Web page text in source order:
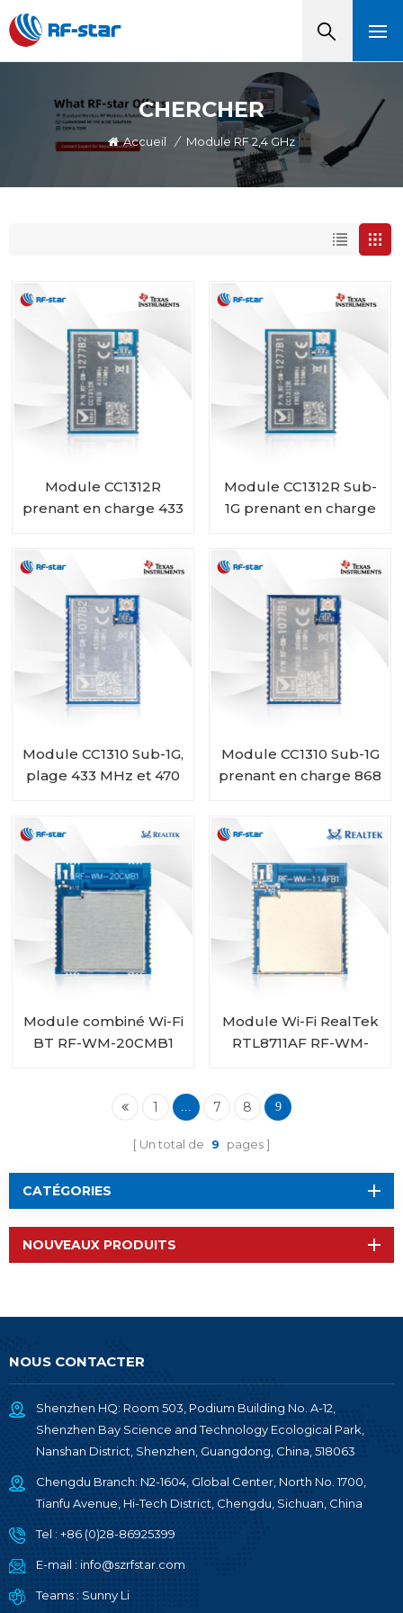
CHERCHER
Accueil / Module RF 2,4 GHz
Module CC1312R
prenant en charge 433
Module CC1312R Sub-
1G prenant en charge
Module CC1310 Sub-1G,
plage 433 MHz et 470
Module CC1310 Sub-1G
prenant en charge 868
Module combiné Wi-Fi
BT RF-WM-20CMB1
Module Wi-Fi RealTek
RTL8711AF RF-WM-
1 ... 7 8 9
Un total de 9 pages
CATÉGORIES
NOUVEAUX PRODUITS
NOUS CONTACTER
Shenzhen HQ: Room 503, Podium Building No. A-12,
Shenzhen Bay Science and Technology Ecological Park,
Nanshan District, Shenzhen, Guangdong, China, 518063
Chengdu Branch: N2-1604, Global Center, North No. 1700,
Tianfu Avenue, Hi-Tech District, Chengdu, Sichuan, China
Tel : +86 (0)28-86925399
E-mail : info@szrfstar.com
Teams : Sunny Li